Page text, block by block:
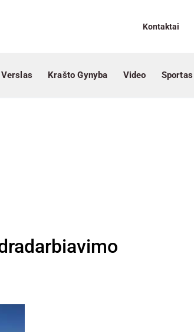
Kontaktai
Verslas Krašto Gynyba Video Sportas